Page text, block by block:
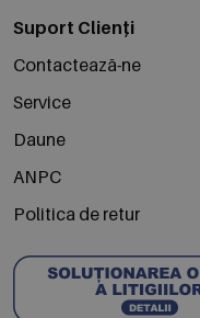
Suport Clienți
Contactează-ne
Service
Daune
ANPC
Politica de retur